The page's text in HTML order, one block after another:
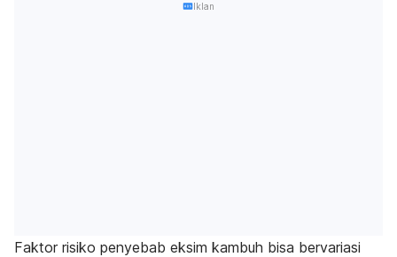
Iklan
Faktor risiko penyebab eksim kambuh bisa bervariasi